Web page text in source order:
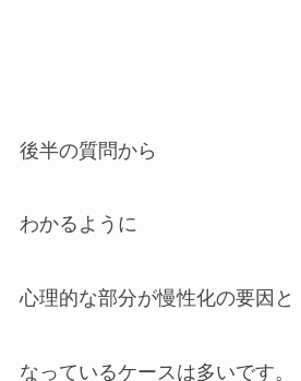
後半の質問から
わかるように
心理的な部分が慢性化の要因と
なっているケースは多いです。